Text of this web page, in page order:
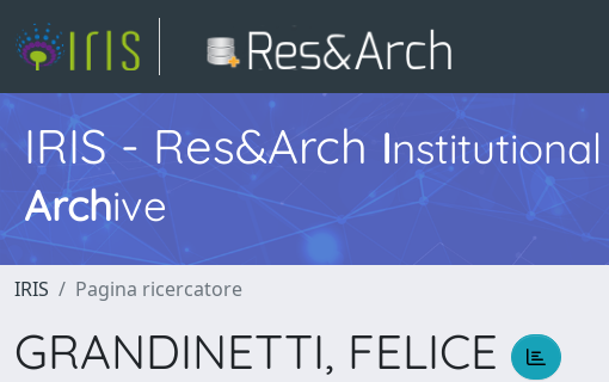
IRIS - Res&Arch Institutional
Archive
IRIS Pagina ricercatore
GRANDINETTI, FELICE